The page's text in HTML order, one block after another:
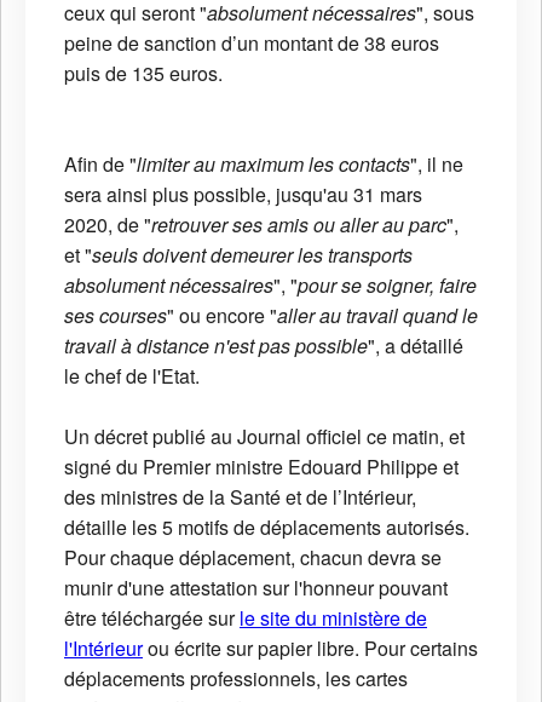
ceux qui seront "absolument nécessaires", sous
peine de sanction d’un montant de 38 euros
puis de 135 euros.
Afin de "limiter au maximum les contacts", il ne
sera ainsi plus possible, jusqu'au 31 mars
2020, de "retrouver ses amis ou aller au parc",
et "seuls doivent demeurer les transports
absolument nécessaires", "pour se soigner, faire
ses courses" ou encore "aller au travail quand le
travail à distance n'est pas possible", a détaillé
le chef de l'Etat.
Un décret publié au Journal officiel ce matin, et
signé du Premier ministre Edouard Philippe et
des ministres de la Santé et de l’Intérieur,
détaille les 5 motifs de déplacements autorisés.
Pour chaque déplacement, chacun devra se
munir d'une attestation sur l'honneur pouvant
être téléchargée surle site du ministère de
l'Intérieurou écrite sur papier libre. Pour certains
déplacements professionnels, les cartes